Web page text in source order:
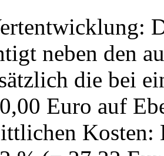
neben den
die bei
Euro auf